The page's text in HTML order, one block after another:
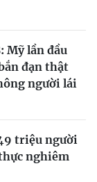
lần đầu
đạn thật
người lái
triệu người
nghiêm